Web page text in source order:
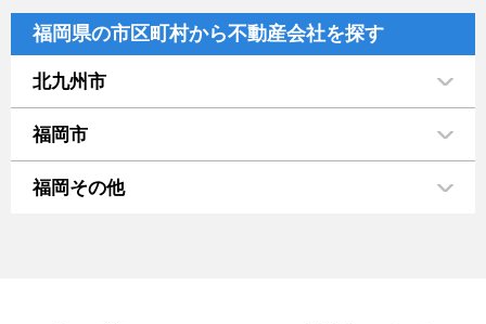
福岡県の市区町村から不動産会社を探す
北九州市
福岡市
福岡その他